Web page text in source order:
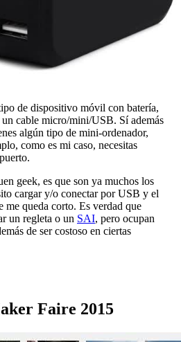
de dispositivo móvil con batería,
un cable micro/mini/USB. Sí además
algún tipo de mini-ordenador,
como es mi caso, necesitas
geek, es que son ya muchos los
cargar y/o conectar por USB y el
me queda corto. Es verdad que
un regleta o un SAI, pero ocupan
de ser costoso en ciertas
Faire 2015